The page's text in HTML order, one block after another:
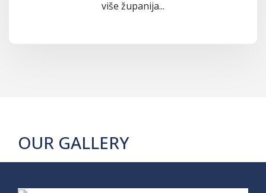
više županija...
OUR GALLERY